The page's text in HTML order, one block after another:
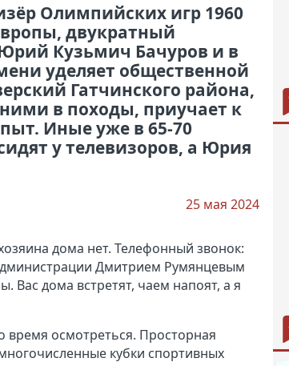
Олимпийских игр 1960
двукратный
Кузьмич Бачуров и в
уделяет общественной
Гатчинского района,
в походы, приучает к
Иные уже в 65-70
у телевизоров, а Юрия
25 мая 2024
дома нет. Телефонный звонок:
Дмитрием Румянцевым
Вас дома встретят, чаем напоят, а я
время осмотреться. Просторная
кубки спортивных